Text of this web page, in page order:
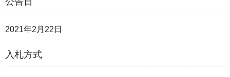
2021年2月22日
入札方式